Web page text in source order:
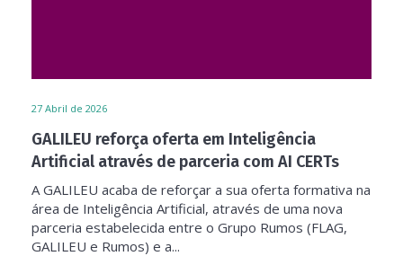
27 Abril de 2026
GALILEU reforça oferta em Inteligência
Artificial através de parceria com AI CERTs
A GALILEU acaba de reforçar a sua oferta formativa na
área de Inteligência Artificial, através de uma nova
parceria estabelecida entre o Grupo Rumos (FLAG,
GALILEU e Rumos) e a...